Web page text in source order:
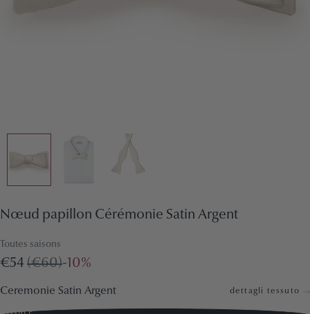
Nœud papillon Cérémonie Satin Argent
Toutes saisons
€54 (€60)-10%
Ceremonie Satin Argent dettagli tessuto